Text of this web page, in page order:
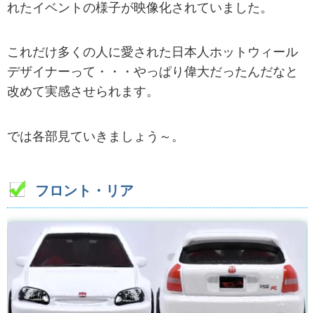
れたイベントの様子が映像化されていました。
これだけ多くの人に愛された日本人ホットウィール
デザイナーって・・・やっぱり偉大だったんだなと
改めて実感させられます。
では各部見ていきましょう～。
フロント・リア